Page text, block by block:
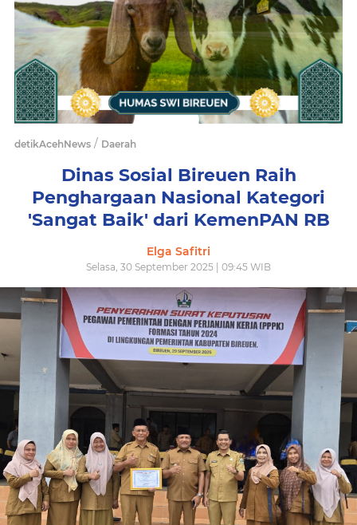
detikAcehNews / Daerah
Dinas Sosial Bireuen Raih
Penghargaan Nasional Kategori
'Sangat Baik' dari KemenPAN RB
Elga Safitri
Selasa, 30 September 2025 | 09:45 WIB